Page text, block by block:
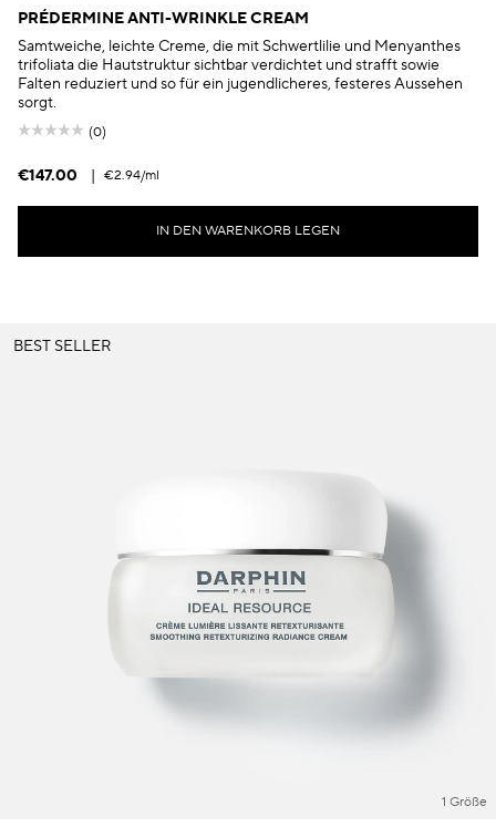
PRÉDERMINE ANTI-WRINKLE CREAM
Samtweiche, leichte Creme, die mit Schwertlilie und Menyanthes
trifoliata die Hautstruktur sichtbar verdichtet und strafft sowie
Falten reduziert und so für ein jugendlicheres, festeres Aussehen
sorgt.
(0)
€147.00 | €2.94/ml
IN DEN WARENKORB LEGEN
BEST SELLER
1 Größe